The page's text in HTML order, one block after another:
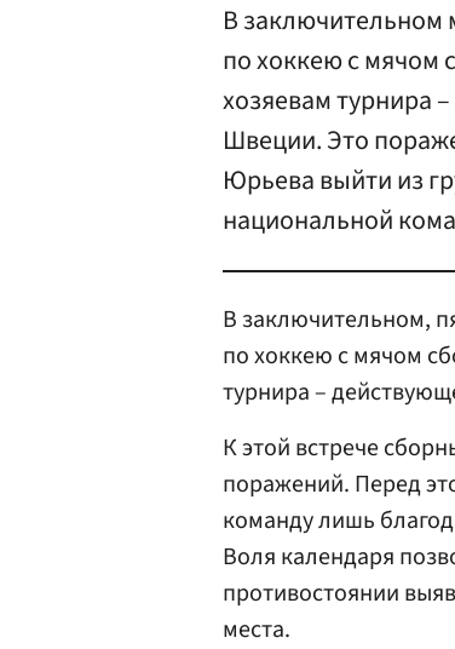
В заключительном
по хоккею с мячом
хозяевам турнира
Швеции. Это
Юрьева выйти из
национальной
В заключительном,
по хоккею с мячом
турнира –
К этой встрече
поражений. Перед
команду лишь
Воля календаря
противостоянии
места.